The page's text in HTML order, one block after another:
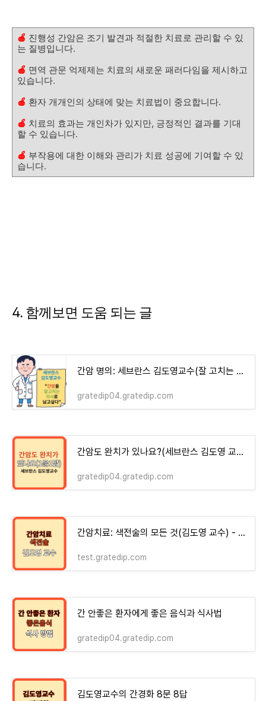
🍎 진행성 간암은 조기 발견과 적절한 치료로 관리할 수 있
는 질병입니다.
🍎 면역 관문 억제제는 치료의 새로운 패러다임을 제시하고
있습니다.
🍎 환자 개개인의 상태에 맞는 치료법이 중요합니다.
🍎 치료의 효과는 개인차가 있지만, 긍정적인 결과를 기대
할 수 있습니다.
🍎 부작용에 대한 이해와 관리가 치료 성공에 기여할 수 있
습니다.
4. 함께보면 도움 되는 글
간암 명의: 세브란스 김도영교수(잘 고치는 의사로 남고 싶다!)
gratedip04.gratedip.com
간암도 완치가 있나요?(세브란스 김도영 교수 1문 1답)
gratedip04.gratedip.com
간암치료: 색전술의 모든 것(김도영 교수) - money-health
test.gratedip.com
간 안좋은 환자에게 좋은 음식과 식사법
gratedip04.gratedip.com
김도영교수의 간경화 8문 8답